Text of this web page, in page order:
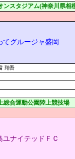
ンスタジアム(神奈川県相
てグルージャ盛岡
翔吾
総合運動公園陸上競技場
ユナイテッドＦＣ